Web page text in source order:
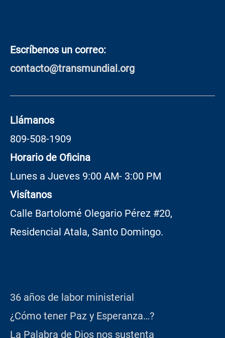
Escríbenos un correo:
contacto@transmundial.org
Llámanos
809-508-1909
Horario de Oficina
Lunes a Jueves 9:00 AM- 3:00 PM
Visítanos
Calle Bartolomé Olegario Pérez #20,
Residencial Atala, Santo Domingo.
36 años de labor ministerial
¿Cómo tener Paz y Esperanza…?
La Palabra de Dios nos sustenta